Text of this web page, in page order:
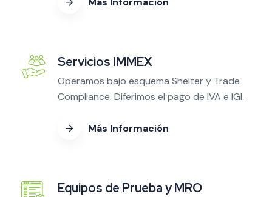
Servicios IMMEX
Operamos bajo esquema Shelter y Trade
Compliance. Diferimos el pago de IVA e IGI.
Más Información
Equipos de Prueba y MRO